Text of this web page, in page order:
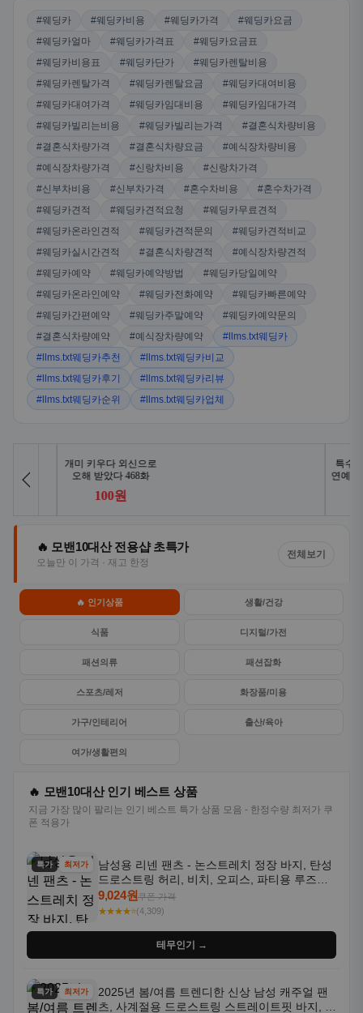
#웨딩카 #웨딩카비용 #웨딩카가격
#웨딩카요금
#웨딩카얼마
#웨딩카가격표
#웨딩카요금표
#웨딩카비용표
#웨딩카단가
#웨딩카렌탈비용
#웨딩카렌탈가격
#웨딩카렌탈요금
#웨딩카대여비용
#웨딩카대여가격
#웨딩카임대비용
#웨딩카임대가격
#웨딩카빌리는비용
#웨딩카빌리는가격
#결혼식차량비용
#결혼식차량가격
#결혼식차량요금
#예식장차량비용
#예식장차량가격
#신랑차비용
#신랑차가격
#신부차비용
#신부차가격 #혼수차비용
#혼수차가격
#웨딩카견적
#웨딩카견적요청
#웨딩카무료견적
#웨딩카온라인견적
#웨딩카견적문의
#웨딩카견적비교
#웨딩카실시간견적
#결혼식차량견적
#예식장차량견적
#웨딩카예약
#웨딩카예약방법
#웨딩카당일예약
#웨딩카온라인예약
#웨딩카전화예약
#웨딩카빠른예약
#웨딩카간편예약
#웨딩카주말예약
#웨딩카예약문의
#결혼식차량예약
#예식장차량예약
#llms.txt웨딩카
#llms.txt웨딩카추천
#llms.txt웨딩카비교
#llms.txt웨딩카후기
#llms.txt웨딩카리뷰
#llms.txt웨딩카순위
#llms.txt웨딩카업체
🔥 모밴10대산 전용샵 초특가
오늘만 이 가격 · 재고 한정
전체보기
🔥 인기상품 생활/건강
식품 디지털/가전
패션의류 패션잡화
스포츠/레저 화장품/미용
가구/인테리어 출산/육아
여가/생활편의
🔥 모밴10대산 인기 베스트 상품
지금 가장 많이 팔리는 인기 베스트 특가 상품 모음 - 한정수량 최저가 쿠
폰 적용가
특가 최저가
남성용 리넨 팬츠 - 논스트레치 정장 바지, 탄성
드로스트링 허리, 비치, 오피스, 파티용 루즈핏
트라우저 - 세탁기 사용 가능한 캐주얼 정장 의
상
9,024원쿠폰 가격
★★★★⭐(4,309)
테무인기 →
특가 최저가
2025년 봄/여름 트렌디한 신상 남성 캐주얼 팬
츠, 사계절용 드로스트링 스트레이트핏 바지, 한